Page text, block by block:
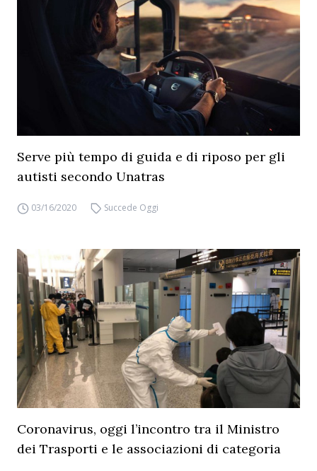
Serve più tempo di guida e di riposo per gli
autisti secondo Unatras
03/16/2020 Succede Oggi
Coronavirus, oggi l’incontro tra il Ministro
dei Trasporti e le associazioni di categoria